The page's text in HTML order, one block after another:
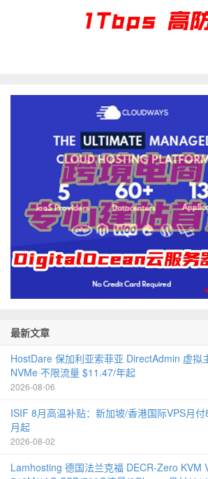
最新文章
HostDare 保加利亚索菲亚 DirectAdmin 虚拟
NVMe 不限流量 $11.47/年起
2026-08-06
ISIF 8月高温补贴：新加坡/香港国际VPS月
月起
2026-08-02
Lamhosting 德国法兰克福 DECR-Zero KVM